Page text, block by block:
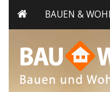
BAUEN &